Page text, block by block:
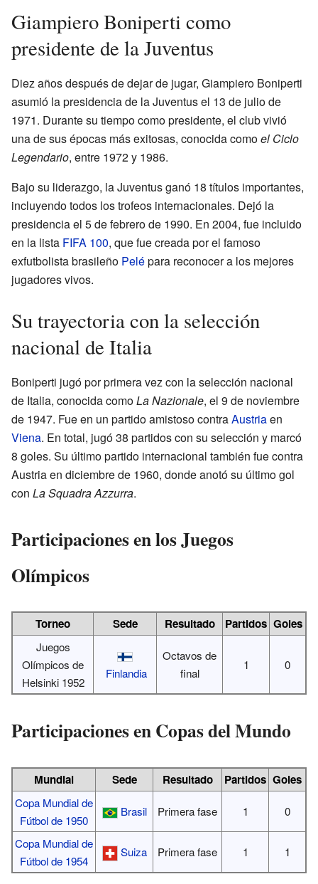
Giampiero Boniperti como
presidente de la Juventus
Diez años después de dejar de jugar, Giampiero Boniperti
asumió la presidencia de la Juventus el 13 de julio de
1971. Durante su tiempo como presidente, el club vivió
una de sus épocas más exitosas, conocida comoel Ciclo
Legendario, entre 1972 y 1986.
Bajo su liderazgo, la Juventus ganó 18 títulos importantes,
incluyendo todos los trofeos internacionales. Dejó la
presidencia el 5 de febrero de 1990. En 2004, fue incluido
en la lista FIFA 100, que fue creada por el famoso
exfutbolista brasileño Pelépara reconocer a los mejores
jugadores vivos.
Su trayectoria con la selección
nacional de Italia
Boniperti jugó por primera vez con la selección nacional
de Italia, conocida comoLa Nazionale, el 9 de noviembre
de 1947. Fue en un partido amistoso contraAustriaen
Viena. En total, jugó 38 partidos con su selección y marcó
8 goles. Su último partido internacional también fue contra
Austria en diciembre de 1960, donde anotó su último gol
con La Squadra Azzurra.
Participaciones en los Juegos
Olímpicos
Torneo Sede Resultado Partidos Goles
Juegos
Olímpicos de
Helsinki 1952
Finlandia
Octavos de
final
1 0
Participaciones en Copas del Mundo
Mundial Sede Resultado Partidos Goles
Copa Mundial de
Fútbol de 1950
Brasil Primera fase 1 0
Copa Mundial de
Fútbol de 1954
Suiza Primera fase 1 1